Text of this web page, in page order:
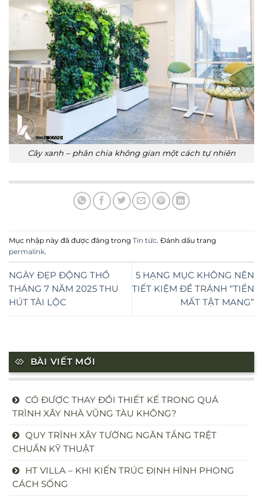
Cây xanh – phân chia không gian một cách tự nhiên
Mục nhập này đã được đăng trong Tin tức. Đánh dấu trang
permalink.
NGÀY ĐẸP ĐỘNG THỔ
THÁNG 7 NĂM 2025 THU
HÚT TÀI LỘC
5 HẠNG MỤC KHÔNG NÊN
TIẾT KIỆM ĐỂ TRÁNH “TIỀN
MẤT TẬT MANG”
BÀI VIẾT MỚI
CÓ ĐƯỢC THAY ĐỔI THIẾT KẾ TRONG QUÁ
TRÌNH XÂY NHÀ VŨNG TÀU KHÔNG?
QUY TRÌNH XÂY TƯỜNG NGĂN TẦNG TRỆT
CHUẨN KỸ THUẬT
HT VILLA – KHI KIẾN TRÚC ĐỊNH HÌNH PHONG
CÁCH SỐNG